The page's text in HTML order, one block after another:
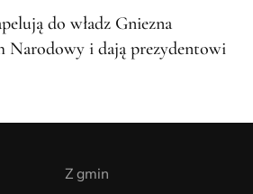
do władz Gniezna
Narodowy i dają prezydentowi
Z gmin